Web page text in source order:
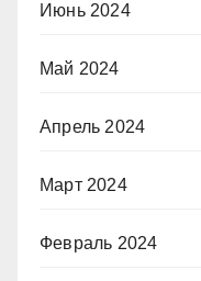
Июнь 2024
Май 2024
Апрель 2024
Март 2024
Февраль 2024